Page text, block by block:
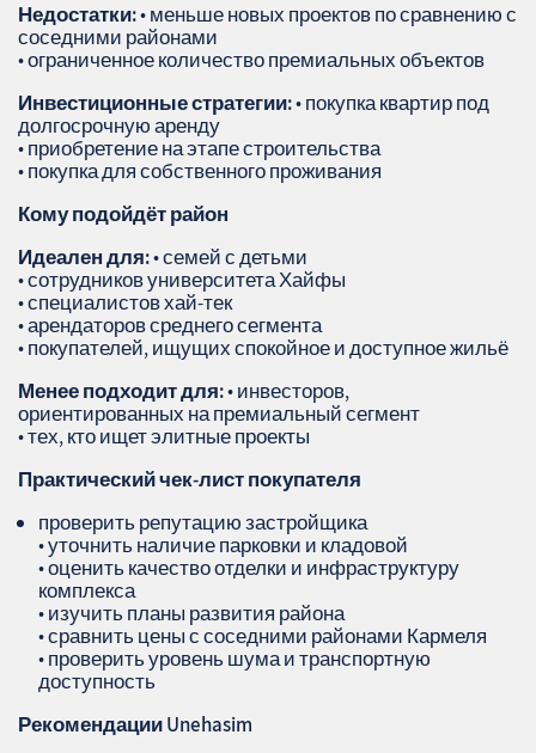
Недостатки:• меньше новых проектов по сравнению с
соседними районами
• ограниченное количество премиальных объектов
Инвестиционные стратегии:• покупка квартир под
долгосрочную аренду
• приобретение на этапе строительства
• покупка для собственного проживания
Кому подойдёт район
Идеален для:• семей с детьми
• сотрудников университета Хайфы
• специалистов хай‑тек
• арендаторов среднего сегмента
• покупателей, ищущих спокойное и доступное жильё
Менее подходит для:• инвесторов,
ориентированных на премиальный сегмент
• тех, кто ищет элитные проекты
Практический чек‑лист покупателя
проверить репутацию застройщика
• уточнить наличие парковки и кладовой
• оценить качество отделки и инфраструктуру
комплекса
• изучить планы развития района
• сравнить цены с соседними районами Кармеля
• проверить уровень шума и транспортную
доступность
РекомендацииUnehasim